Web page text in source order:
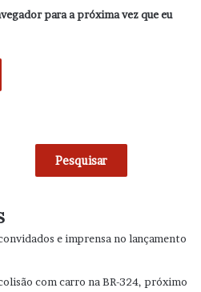
para a próxima vez que eu
Pesquisar
e imprensa no lançamento
com carro na BR-324, próximo